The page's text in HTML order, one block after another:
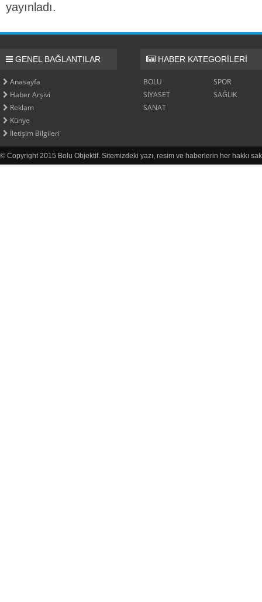
yayınladı.
GENEL BAĞLANTILAR
Anasayfa
Haber Arşivi
Reklam
Künye
İletişim Bilgileri
HABER KATEGORİLERİ
BOLU
SPOR
SİYASET
SAĞLIK
SANAT
© Copyright 2015 Bolu Objektif. Sitemizdeki yazı, resim ve haberlerin her hakkı